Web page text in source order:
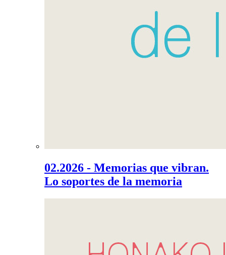
02.2026 - Memorias que vibran.
Lo soportes de la memoria